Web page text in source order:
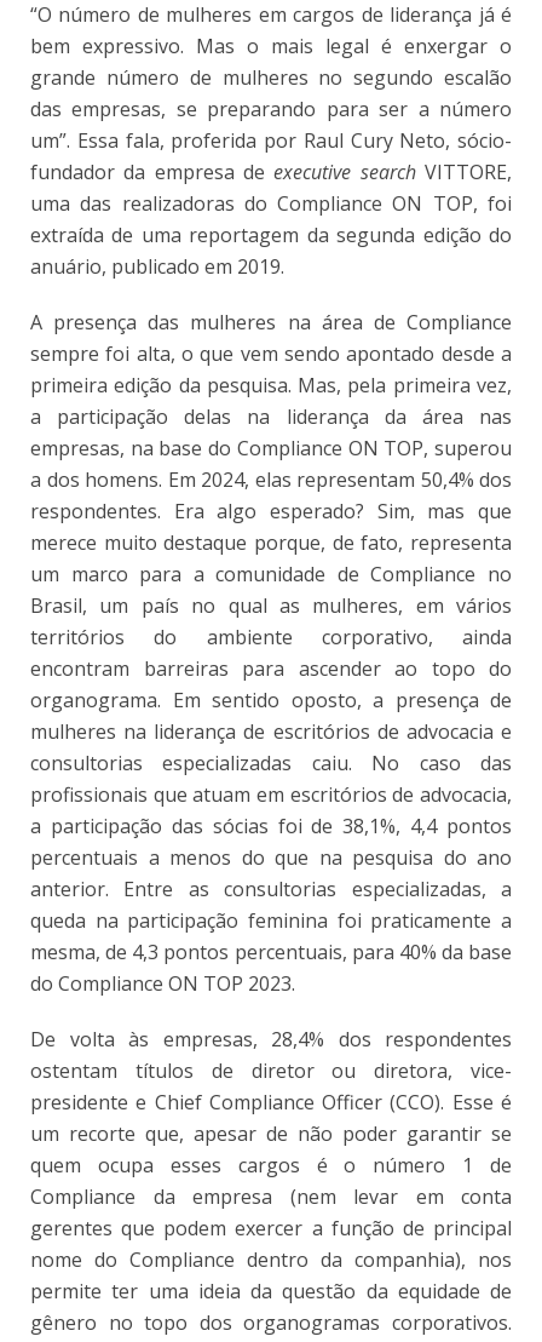
“O número de mulheres em cargos de liderança já é
bem expressivo. Mas o mais legal é enxergar o
grande número de mulheres no segundo escalão
das empresas, se preparando para ser a número
um”. Essa fala, proferida por Raul Cury Neto, sócio-
fundador da empresa deexecutive searchVITTORE,
uma das realizadoras do Compliance ON TOP, foi
extraída de uma reportagem da segunda edição do
anuário, publicado em 2019.
A presença das mulheres na área de Compliance
sempre foi alta, o que vem sendo apontado desde a
primeira edição da pesquisa. Mas, pela primeira vez,
a participação delas na liderança da área nas
empresas, na base do Compliance ON TOP, superou
a dos homens. Em 2024, elas representam 50,4% dos
respondentes. Era algo esperado? Sim, mas que
merece muito destaque porque, de fato, representa
um marco para a comunidade de Compliance no
Brasil, um país no qual as mulheres, em vários
territórios do ambiente corporativo, ainda
encontram barreiras para ascender ao topo do
organograma. Em sentido oposto, a presença de
mulheres na liderança de escritórios de advocacia e
consultorias especializadas caiu. No caso das
profissionais que atuam em escritórios de advocacia,
a participação das sócias foi de 38,1%, 4,4 pontos
percentuais a menos do que na pesquisa do ano
anterior. Entre as consultorias especializadas, a
queda na participação feminina foi praticamente a
mesma, de 4,3 pontos percentuais, para 40% da base
do Compliance ON TOP 2023.
De volta às empresas, 28,4% dos respondentes
ostentam títulos de diretor ou diretora, vice-
presidente e Chief Compliance Officer (CCO). Esse é
um recorte que, apesar de não poder garantir se
quem ocupa esses cargos é o número 1 de
Compliance da empresa (nem levar em conta
gerentes que podem exercer a função de principal
nome do Compliance dentro da companhia), nos
permite ter uma ideia da questão da equidade de
gênero no topo dos organogramas corporativos.